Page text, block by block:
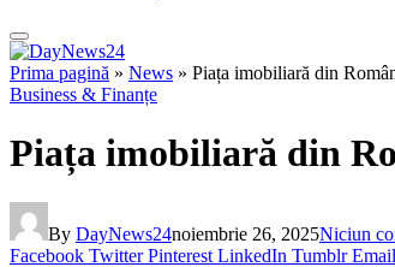
Prima pagină » News » Piața imobiliară din
Business & Finanțe
Piața imobiliară din
By DayNews24noiembrie 26, 2025Niciun
Facebook Twitter Pinterest LinkedIn Tumblr Email